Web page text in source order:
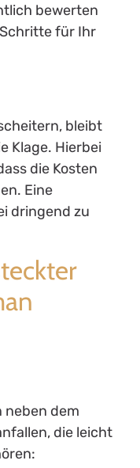
bewerten
für Ihr
bleibt
Klage. Hierbei
die Kosten
Eine
dringend zu
neben dem
die leicht